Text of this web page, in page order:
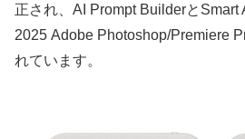
正され、AI Prompt BuilderとSmart
2025 Adobe Photoshop/Premiere
れています。